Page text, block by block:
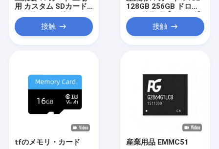
用 カスタム SDカード
256GB カメラとドロー
ン用
接触
128GB 256GB ドロー
ー、産業用ロボット機
器向けカスタムメモリ
接触
tfのメモリ・カード 産業用品 EMMC51